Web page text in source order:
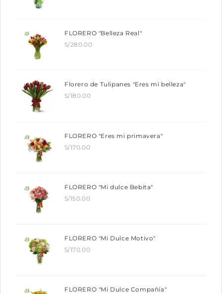
FLORERO "Belleza Real"
S/280.00
Florero de Tulipanes "Eres mi belleza"
S/180.00
FLORERO "Eres mi primavera"
S/170.00
FLORERO "Mi dulce Bebita"
S/150.00
FLORERO "Mi Dulce Motivo"
S/170.00
FLORERO "Mi Dulce Compañía"